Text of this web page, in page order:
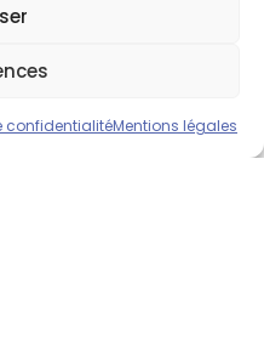
confidentialitéMentions légales